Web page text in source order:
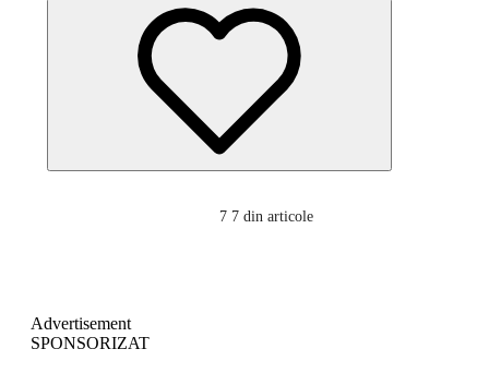
7 7 din articole
Advertisement
SPONSORIZAT